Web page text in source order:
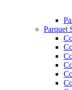
Parquet